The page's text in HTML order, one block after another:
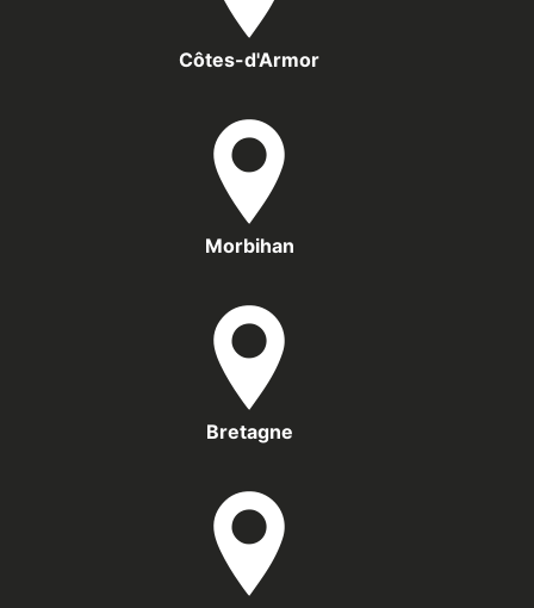
Côtes-d'Armor
Morbihan
Bretagne